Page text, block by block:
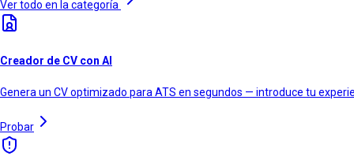
Ver todo en la categoría
Creador de CV con AI
Genera un CV optimizado para ATS en segundos — introduce tu
Probar